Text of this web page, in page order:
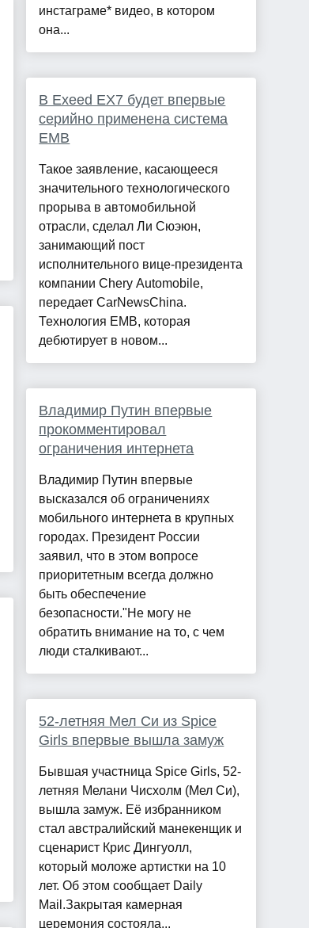
инстаграме* видео, в котором
она...
В Exeed EX7 будет впервые
серийно применена система
EMB
Такое заявление, касающееся
значительного технологического
прорыва в автомобильной
отрасли, сделал Ли Сюэюн,
занимающий пост
исполнительного вице-президента
компании Chery Automobile,
передает CarNewsChina.
Технология EMB, которая
дебютирует в новом...
Владимир Путин впервые
прокомментировал
ограничения интернета
Владимир Путин впервые
высказался об ограничениях
мобильного интернета в крупных
городах. Президент России
заявил, что в этом вопросе
приоритетным всегда должно
быть обеспечение
безопасности."Не могу не
обратить внимание на то, с чем
люди сталкивают...
52-летняя Мел Си из Spice
Girls впервые вышла замуж
Бывшая участница Spice Girls, 52-
летняя Мелани Чисхолм (Мел Си),
вышла замуж. Её избранником
стал австралийский манекенщик и
сценарист Крис Дингуолл,
который моложе артистки на 10
лет. Об этом сообщает Daily
Mail.Закрытая камерная
церемония состояла...